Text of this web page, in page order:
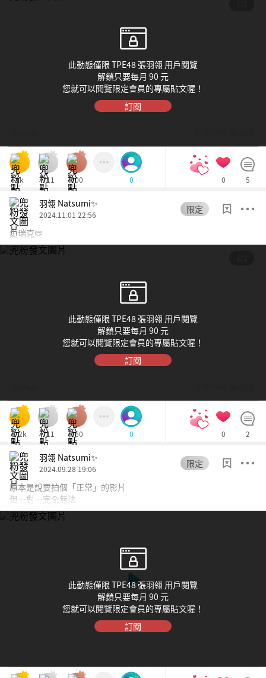
確認購買
忍痛拒絕
此動態僅限 TPE48 張羽翎 用戶閱覽
解鎖只要每月 90 元
您就可以閱覽限定會員的專屬貼文喔！
訂閱
1k 711 600 0 0 5
羽翎 Natsumi✨
2024.11.01 22:56
限定
史瑞克🩲
此動態僅限 TPE48 張羽翎 用戶閱覽
解鎖只要每月 90 元
您就可以閱覽限定會員的專屬貼文喔！
訂閱
1.2k 711 660 0 0 2
羽翎 Natsumi✨
2024.09.28 19:06
限定
原本是說要拍個「正常」的影片
但…對…完全無法
此動態僅限 TPE48 張羽翎 用戶閱覽
解鎖只要每月 90 元
您就可以閱覽限定會員的專屬貼文喔！
訂閱